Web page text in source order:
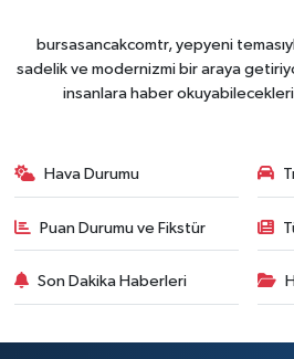
bursasancakcomtr, yepyeni
sadelik ve modernizmi bir araya
insanlara haber
Hava Durumu
Puan Durumu ve Fikstür
Son Dakika Haberleri